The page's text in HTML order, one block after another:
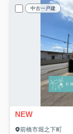
中古一戸建
NEW
前橋市堀之下町